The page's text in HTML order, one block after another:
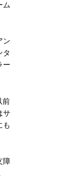
ム
ン
タ
ー
前
サ
も
障